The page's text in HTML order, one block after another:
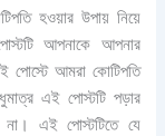
হওয়ার উপায় নিয়ে
আপনাকে আপনার
আমরা কোটিপতি
এই পোস্টটি পড়ার
এই পোস্টটিতে যে